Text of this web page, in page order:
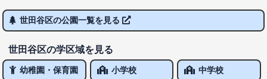
世田谷区の公園一覧を見る
世田谷区の学区域を見る
幼稚園・保育園 小学校 中学校